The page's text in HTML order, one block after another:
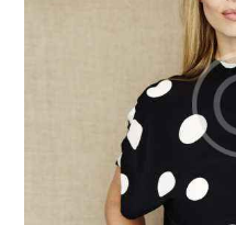
RAVEN MOON
EMPORIUM